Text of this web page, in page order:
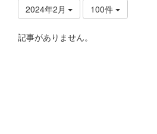
2024年2月 100件
記事がありません。